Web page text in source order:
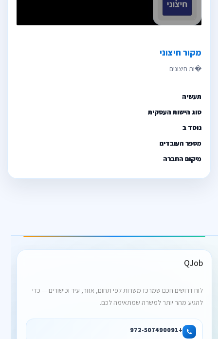
מקור חיצוני
תעשיה
סוג הישות העסקית
נוסד ב
מספר העובדים
מיקום החברה
QJob
לוח דרושים חכם שמרכז משרות לפי תחום, אזור, עיר וכישורים — כדי
להגיע מהר יותר למשרה שמתאימה לכם.
+972-507490091